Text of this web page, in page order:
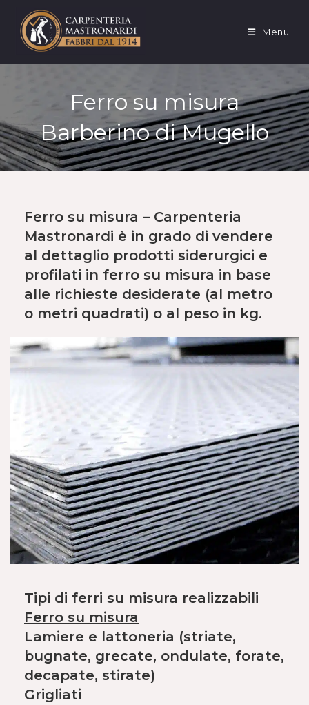
contenuto
Menu
Ferro su misura
Barberino di Mugello
Ferro su misura – Carpenteria
Mastronardi è in grado di vendere
al dettaglio prodotti siderurgici e
profilati in ferro su misura in base
alle richieste desiderate (al metro
o metri quadrati) o al peso in kg.
Tipi di ferri su misura realizzabili
Ferro su misura
Lamiere e lattoneria (striate,
bugnate, grecate, ondulate, forate,
decapate, stirate)
Grigliati